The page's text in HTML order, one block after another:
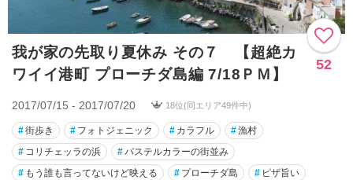
我が家の先取り夏休み その７ 【超絶カ
ワイイ港町 プローチダ島編 7/18ＰＭ】
52
2017/07/15 - 2017/07/20 18位(同エリア49件中)
#街歩き # フォトジェニック # カラフル #漁村
# コリチェッラの浜 #パステルカラーの街並み
# もう誰も言ってないけど映える # プローチダ島 # ピザ旨い